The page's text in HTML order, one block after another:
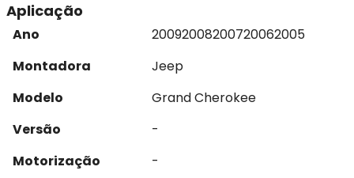
Aplicação
Ano 20092008200720062005
Montadora
Jeep
Modelo
Grand Cherokee
Versão
-
Motorização
-